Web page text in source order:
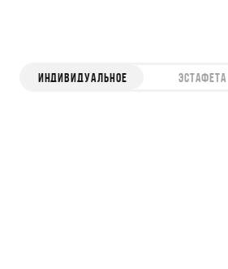
ИНДИВИДУАЛЬНОЕ ЭСТАФЕТА